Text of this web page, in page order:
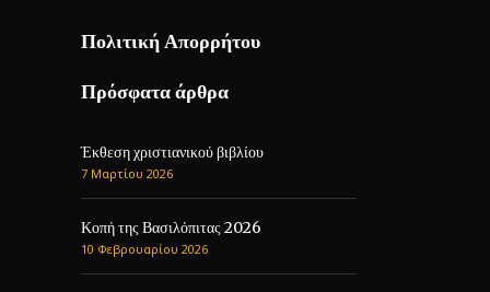
Πολιτική Απορρήτου
Πρόσφατα άρθρα
Έκθεση χριστιανικού βιβλίου
7 Μαρτίου 2026
Κοπή της Βασιλόπιτας 2026
10 Φεβρουαρίου 2026